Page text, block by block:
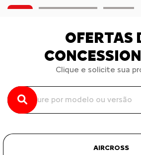
OFERTAS
Clique e solicite sua
AIRCROSS